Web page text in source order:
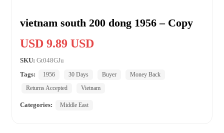
vietnam south 200 dong 1956 – Copy
USD 9.89 USD
SKU: Gt048GJu
Tags:
1956 30 Days Buyer
Money Back
Returns Accepted
Vietnam
Categories: Middle East